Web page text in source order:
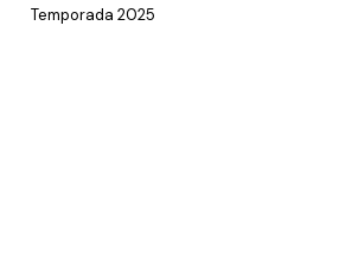
Temporada 2025